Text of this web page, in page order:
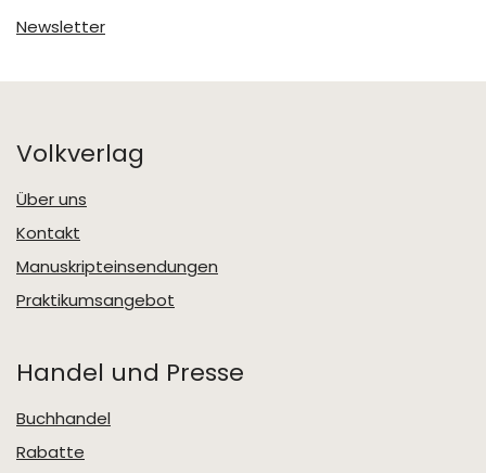
Newsletter
Volkverlag
Über uns
Kontakt
Manuskripteinsendungen
Praktikumsangebot
Handel und Presse
Buchhandel
Rabatte